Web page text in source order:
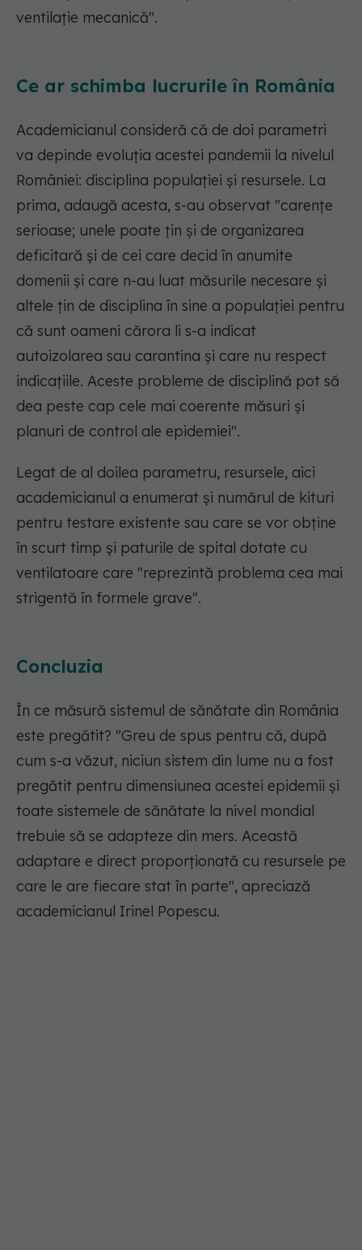
ventilație mecanică".
Ce ar schimba lucrurile în România
Academicianul consideră că de doi parametri
va depinde evoluția acestei pandemii la nivelul
României: disciplina populației și resursele. La
prima, adaugă acesta, s-au observat "carențe
serioase; unele poate țin și de organizarea
deficitară și de cei care decid în anumite
domenii și care n-au luat măsurile necesare și
altele țin de disciplina în sine a populației pentru
că sunt oameni cărora li s-a indicat
autoizolarea sau carantina și care nu respect
indicațiile. Aceste probleme de disciplină pot să
dea peste cap cele mai coerente măsuri și
planuri de control ale epidemiei".
Legat de al doilea parametru, resursele, aici
academicianul a enumerat și numărul de kituri
pentru testare existente sau care se vor obține
în scurt timp și paturile de spital dotate cu
ventilatoare care "reprezintă problema cea mai
strigentă în formele grave".
Concluzia
În ce măsură sistemul de sănătate din România
este pregătit? "Greu de spus pentru că, după
cum s-a văzut, niciun sistem din lume nu a fost
pregătit pentru dimensiunea acestei epidemii și
toate sistemele de sănătate la nivel mondial
trebuie să se adapteze din mers. Această
adaptare e direct proporționată cu resursele pe
care le are fiecare stat în parte", apreciază
academicianul Irinel Popescu.